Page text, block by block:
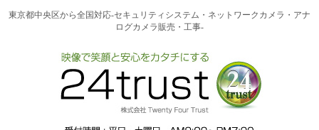
東京都中央区から全国対応-セキュリティシステム・ネットワークカメラ・アナ
ログカメラ販売・工事-